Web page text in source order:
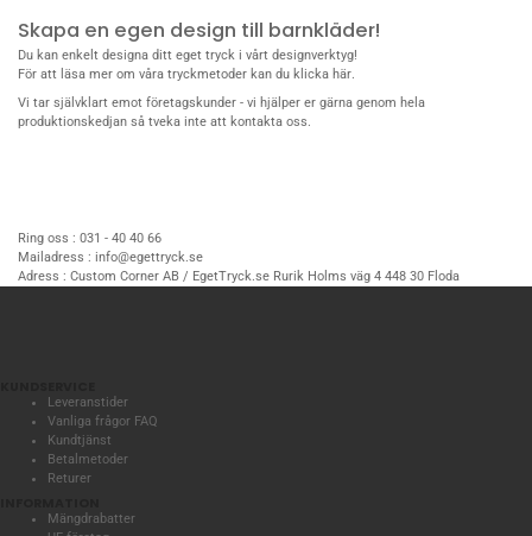
Skapa en egen design till barnkläder!
Du kan enkelt designa ditt eget tryck i vårt designverktyg!
För att läsa mer om våra tryckmetoder kan du klicka här.
Vi tar självklart emot företagskunder - vi hjälper er gärna genom hela
produktionskedjan så tveka inte att kontakta oss.
Ring oss : 031 - 40 40 66
Mailadress : info@egettryck.se
Adress : Custom Corner AB / EgetTryck.se Rurik Holms väg 4 448 30 Floda
Leveranstider
Vanliga frågor FAQ
Kundtjänst
Betalmetoder
Returer
Mängdrabatter